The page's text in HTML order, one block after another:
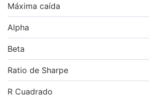
Máxima caída
Alpha
Beta
Ratio de Sharpe
R Cuadrado